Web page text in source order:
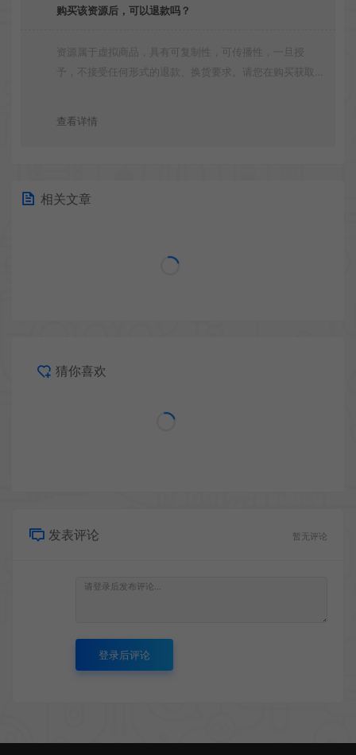
购买该资源后，可以退款吗？
资源属于虚拟商品，具有可复制性，可传播性，一旦授
予，不接受任何形式的退款、换货要求。请您在购买获取
查看详情
相关文章
猜你喜欢
发表评论 暂无评论
登录后评论